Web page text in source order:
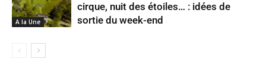
A la Une
cirque, nuit des étoiles… : idées de
sortie du week-end